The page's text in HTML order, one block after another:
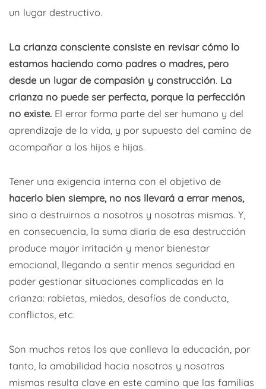
un lugar destructivo.
La crianza consciente consiste en revisar cómo lo
estamos haciendo como padres o madres, pero
desde un lugar de compasión y construcción. La
crianza no puede ser perfecta, porque la perfección
no existe. El error forma parte del ser humano y del
aprendizaje de la vida, y por supuesto del camino de
acompañar a los hijos e hijas.
Tener una exigencia interna con el objetivo de
hacerlo bien siempre, no nos llevará a errar menos,
sino a destruirnos a nosotros y nosotras mismas. Y,
en consecuencia, la suma diaria de esa destrucción
produce mayor irritación y menor bienestar
emocional, llegando a sentir menos seguridad en
poder gestionar situaciones complicadas en la
crianza: rabietas, miedos, desafíos de conducta,
conflictos, etc.
Son muchos retos los que conlleva la educación, por
tanto, la amabilidad hacia nosotros y nosotras
mismas resulta clave en este camino que las familias